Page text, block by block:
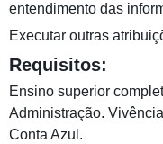
entendimento das
Executar outras
Requisitos:
Ensino superior
Administração.
Conta Azul.